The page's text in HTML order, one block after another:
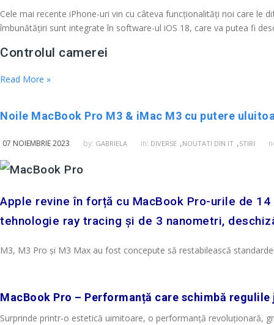
Cele mai recente iPhone-uri vin cu câteva funcționalități noi care le
îmbunătățiri sunt integrate în software-ul iOS 18, care va putea fi
Controlul camerei
Read More »
Noile MacBook Pro M3 & iMac M3 cu putere
07 NOIEMBRIE 2023 by: GABRIELA in: DIVERSE ,NOUTATI DIN IT ,STIRI
Apple revine în forță cu MacBook Pro-urile de
tehnologie ray tracing și de 3 nanometri,
M3, M3 Pro și M3 Max au fost concepute să restabilească
MacBook Pro – Performanță care schimbă
Surprinde printr-o estetică uimitoare, o performanță revoluționară,